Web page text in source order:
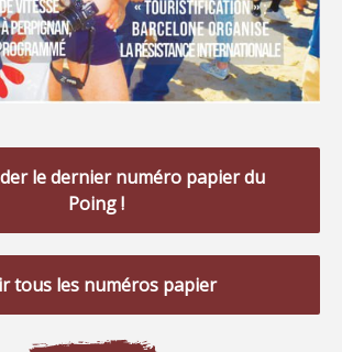
le dernier numéro papier du
Poing !
tous les numéros papier